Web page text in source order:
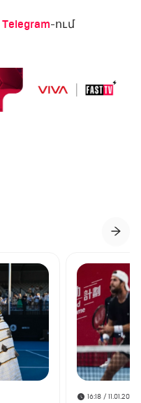
Telegram-ում
16:18 / 11.01.2026